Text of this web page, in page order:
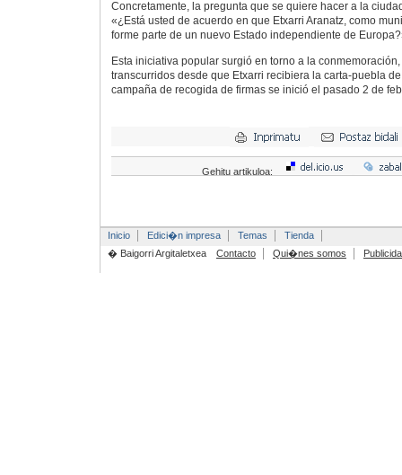
Concretamente, la pregunta que se quiere hacer a la
«¿Está usted de acuerdo en que Etxarri Aranatz, como
forme parte de un nuevo Estado independiente de
Esta iniciativa popular surgió en torno a la
transcurridos desde que Etxarri recibiera la carta-puebla
campaña de recogida de firmas se inició el pasado 2 de
Gehitu artikuloa:
Inicio Edici�n impresa Temas
Tienda
� Baigorri Argitaletxea
Contacto Qui�nes somos